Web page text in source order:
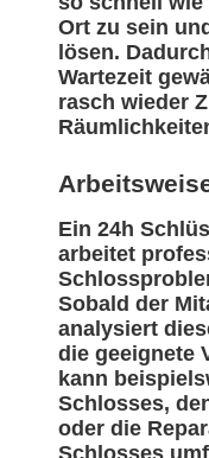
Ort zu sein
lösen.
Wartezeit
rasch wieder
Ein 24h
arbeitet
Sobald der
analysiert
die geeignete
kann
Schlosses,
oder die